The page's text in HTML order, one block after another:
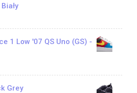
1 Low '07 QS Uno (GS) -
Grey